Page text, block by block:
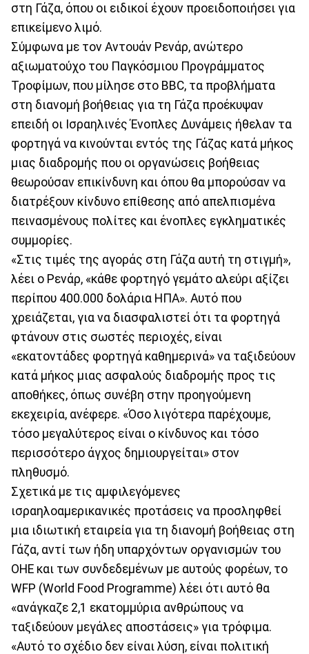
στη Γάζα, όπου οι ειδικοί έχουν προειδοποιήσει για
επικείμενο λιμό.
Σύμφωνα με τον Αντουάν Ρενάρ, ανώτερο
αξιωματούχο του Παγκόσμιου Προγράμματος
Τροφίμων, που μίλησε στο BBC, τα προβλήματα
στη διανομή βοήθειας για τη Γάζα προέκυψαν
επειδή οι Ισραηλινές Ένοπλες Δυνάμεις ήθελαν τα
φορτηγά να κινούνται εντός της Γάζας κατά μήκος
μιας διαδρομής που οι οργανώσεις βοήθειας
θεωρούσαν επικίνδυνη και όπου θα μπορούσαν να
διατρέξουν κίνδυνο επίθεσης από απελπισμένα
πεινασμένους πολίτες και ένοπλες εγκληματικές
συμμορίες.
«Στις τιμές της αγοράς στη Γάζα αυτή τη στιγμή»,
λέει ο Ρενάρ, «κάθε φορτηγό γεμάτο αλεύρι αξίζει
περίπου 400.000 δολάρια ΗΠΑ». Αυτό που
χρειάζεται, για να διασφαλιστεί ότι τα φορτηγά
φτάνουν στις σωστές περιοχές, είναι
«εκατοντάδες φορτηγά καθημερινά» να ταξιδεύουν
κατά μήκος μιας ασφαλούς διαδρομής προς τις
αποθήκες, όπως συνέβη στην προηγούμενη
εκεχειρία, ανέφερε. «Όσο λιγότερα παρέχουμε,
τόσο μεγαλύτερος είναι ο κίνδυνος και τόσο
περισσότερο άγχος δημιουργείται» στον
πληθυσμό.
Σχετικά με τις αμφιλεγόμενες
ισραηλοαμερικανικές προτάσεις να προσληφθεί
μια ιδιωτική εταιρεία για τη διανομή βοήθειας στη
Γάζα, αντί των ήδη υπαρχόντων οργανισμών του
ΟΗΕ και των συνδεδεμένων με αυτούς φορέων, το
WFP (World Food Programme) λέει ότι αυτό θα
«ανάγκαζε 2,1 εκατομμύρια ανθρώπους να
ταξιδεύουν μεγάλες αποστάσεις» για τρόφιμα.
«Αυτό το σχέδιο δεν είναι λύση, είναι πολιτική